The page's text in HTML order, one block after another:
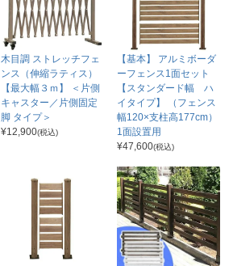
木目調 ストレッチフェ
ンス（伸縮ラティス）
【最大幅３ｍ】 ＜片側
キャスター／片側固定
脚 タイプ＞
¥12,900(税込)
【基本】 アルミボーダ
ーフェンス1面セット
【スタンダード幅 ハ
イタイプ】 （フェンス
幅120×支柱高177cm）
1面設置用
¥47,600(税込)